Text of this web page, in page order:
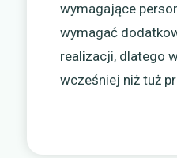
wymagające
wymagać
realizacji, dlatego
wcześniej niż tuż